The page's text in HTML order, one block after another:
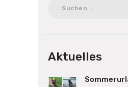
nach:
Aktuelles